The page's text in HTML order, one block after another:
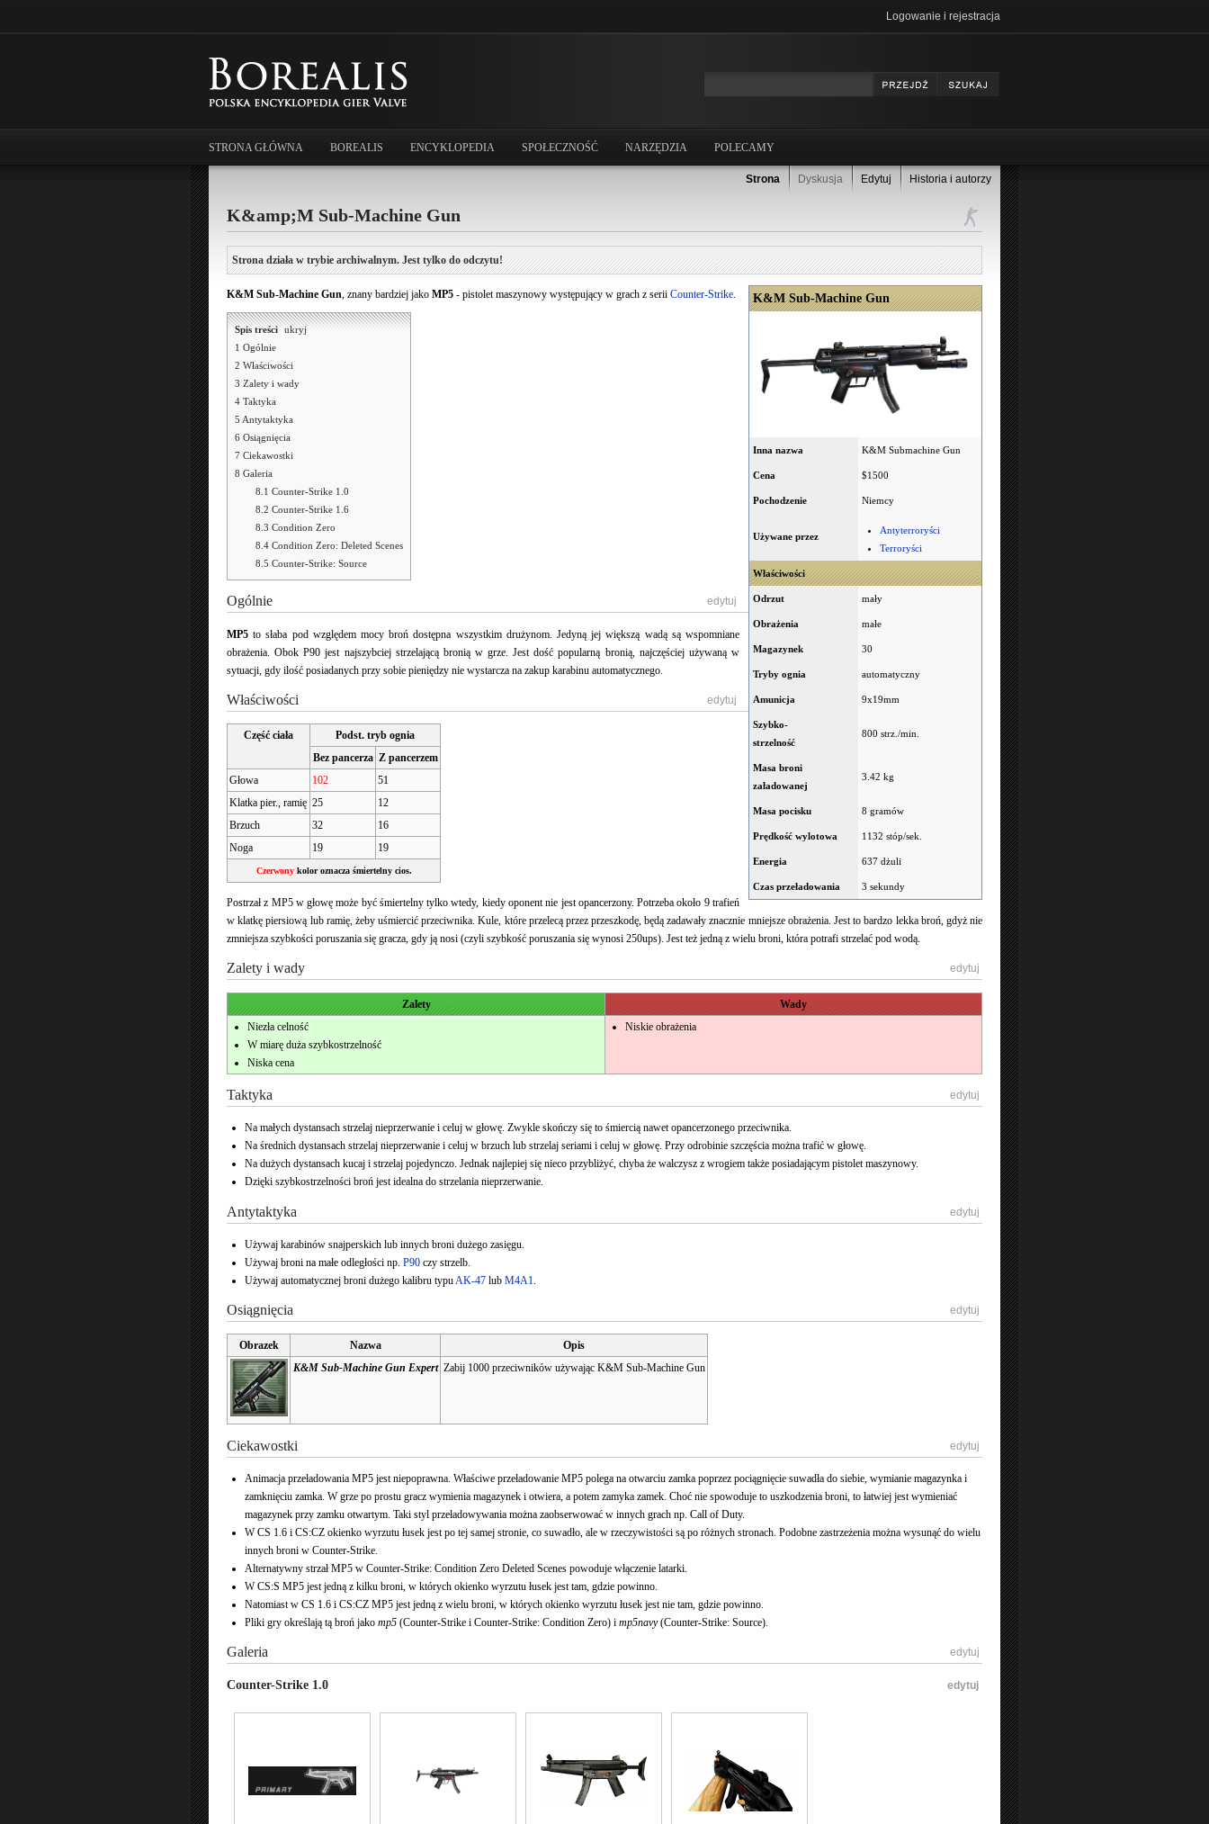
Logowanie i rejestracja
STRONA GŁÓWNA BOREALIS ENCYKLOPEDIA SPOŁECZNOŚĆ NARZĘDZIA POLECAMY
Strona Dyskusja Edytuj Historia i autorzy
K&amp;M Sub-Machine Gun
Strona działa w trybie archiwalnym. Jest tylko do odczytu!
K&M Sub-Machine Gun
Inna nazwa K&M Submachine Gun
Cena $1500
Pochodzenie Niemcy
Używane przez
Antyterroryści
Terroryści
Właściwości
Odrzut mały
Obrażenia małe
Magazynek 30
Tryby ognia automatyczny
Amunicja 9x19mm
Szybko-
strzelność
800 strz./min.
Masa broni
załadowanej
3.42 kg
Masa pocisku 8 gramów
Prędkość wylotowa 1132 stóp/sek.
Energia 637 dżuli
Czas przeładowania 3 sekundy
K&M Sub-Machine Gun, znany bardziej jako MP5 - pistolet maszynowy występujący w grach z serii Counter-Strike.
Spis treści [ukryj
1 Ogólnie
2 Właściwości
3 Zalety i wady
4 Taktyka
5 Antytaktyka
6 Osiągnięcia
7 Ciekawostki
8 Galeria
8.1 Counter-Strike 1.0
8.2 Counter-Strike 1.6
8.3 Condition Zero
8.4 Condition Zero: Deleted Scenes
8.5 Counter-Strike: Source
edytuj
Ogólnie
MP5 to słaba pod względem mocy broń dostępna wszystkim drużynom. Jedyną jej większą wadą są wspomniane
obrażenia. Obok P90 jest najszybciej strzelającą bronią w grze. Jest dość popularną bronią, najczęściej używaną w
sytuacji, gdy ilość posiadanych przy sobie pieniędzy nie wystarcza na zakup karabinu automatycznego.
edytuj
Właściwości
Część ciała
Podst. tryb ognia
Bez pancerza Z pancerzem
Głowa
102
51
Klatka pier., ramię 25
12
Brzuch
32
16
Noga
19 19
Czerwonykolor oznacza śmiertelny cios.
Postrzał z MP5 w głowę może być śmiertelny tylko wtedy, kiedy oponent nie jest opancerzony. Potrzeba około 9 trafień
w klatkę piersiową lub ramię, żeby uśmiercić przeciwnika. Kule, które przelecą przez przeszkodę, będą zadawały znacznie mniejsze obrażenia. Jest to bardzo lekka broń, gdyż nie
zmniejsza szybkości poruszania się gracza, gdy ją nosi (czyli szybkość poruszania się wynosi 250ups). Jest też jedną z wielu broni, która potrafi strzelać pod wodą.
edytuj
Zalety i wady
Zalety
Wady
Niezła celność
W miarę duża szybkostrzelność
Niska cena
Niskie obrażenia
edytuj
Taktyka
Na małych dystansach strzelaj nieprzerwanie i celuj w głowę. Zwykle skończy się to śmiercią nawet opancerzonego przeciwnika.
Na średnich dystansach strzelaj nieprzerwanie i celuj w brzuch lub strzelaj seriami i celuj w głowę. Przy odrobinie szczęścia można trafić w głowę.
Na dużych dystansach kucaj i strzelaj pojedynczo. Jednak najlepiej się nieco przybliżyć, chyba że walczysz z wrogiem także posiadającym pistolet maszynowy.
Dzięki szybkostrzelności broń jest idealna do strzelania nieprzerwanie.
edytuj
Antytaktyka
Używaj karabinów snajperskich lub innych broni dużego zasięgu.
Używaj broni na małe odległości np. P90 czy strzelb.
Używaj automatycznej broni dużego kalibru typu AK-47 lub M4A1
edytuj
Osiągnięcia
Obrazek Nazwa
Opis
K&M Sub-Machine Gun Expert Zabij 1000 przeciwników używając K&M Sub-Machine Gun
edytuj
Ciekawostki
Animacja przeładowania MP5 jest niepoprawna. Właściwe przeładowanie MP5 polega na otwarciu zamka poprzez pociągnięcie suwadła do siebie, wymianie magazynka i
zamknięciu zamka. W grze po prostu gracz wymienia magazynek i otwiera, a potem zamyka zamek. Choć nie spowoduje to uszkodzenia broni, to łatwiej jest wymieniać
magazynek przy zamku otwartym. Taki styl przeładowywania można zaobserwować w innych grach np. Call of Duty.
W CS 1.6 i CS:CZ okienko wyrzutu łusek jest po tej samej stronie, co suwadło, ale w rzeczywistości są po różnych stronach. Podobne zastrzeżenia można wysunąć do wielu
innych broni w Counter-Strike.
Alternatywny strzał MP5 w Counter-Strike: Condition Zero Deleted Scenes powoduje włączenie latarki.
W CS:S MP5 jest jedną z kilku broni, w których okienko wyrzutu łusek jest tam, gdzie powinno.
Natomiast w CS 1.6 i CS:CZ MP5 jest jedną z wielu broni, w których okienko wyrzutu łusek jest nie tam, gdzie powinno.
Pliki gry określają tą broń jako mp5 (Counter-Strike i Counter-Strike: Condition Zero) i mp5navy(Counter-Strike: Source).
edytuj
Galeria
edytuj
Counter-Strike 1.0